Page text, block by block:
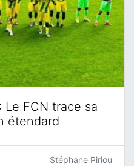
Le FCN trace sa
étendard
Stéphane Piriou